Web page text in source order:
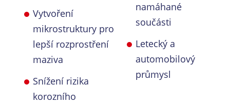
Vytvoření
mikrostruktury pro
lepší rozprostření
maziva
Snížení rizika
korozního
namáhané
součásti
Letecký a
automobilový
průmysl